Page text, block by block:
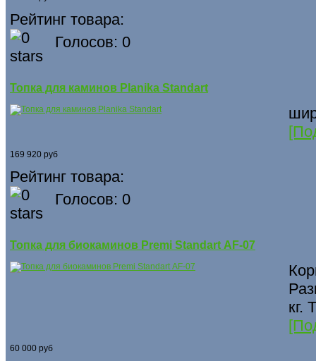
Рейтинг товара:
Голосов: 0
Топка для каминов Planika Standart
169 920 руб
Рейтинг товара:
Голосов: 0
Топка для биокаминов Premi Standart АF-07
кг.
60 000 руб